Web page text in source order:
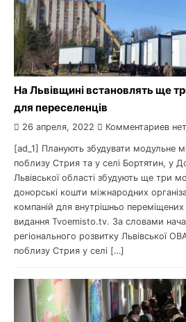
На Львівщині встановлять ще
для переселенців
26 апреля, 2022 Комментариев нет
[ad_1] Планують збудувати модульне
поблизу Стрия та у селі Бортятин, у
Львівської області збудують ще три
донорські кошти міжнародних
компаній для внутрішньо
видання Tvoemisto.tv. За словами
регіонального розвитку Львівської
поблизу Стрия у селі […]